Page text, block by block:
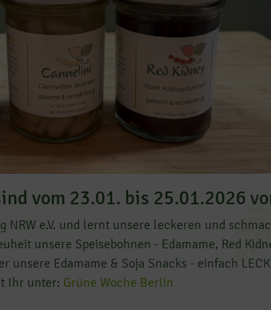
vom 23.01. bis 25.01.2026
NRW e.V. und lernt unsere leckeren und
unsere Speisebohnen - Edamame, Red
Edamame & Soja Snacks - einfach
Ihr unter: Grüne Woche Berlin